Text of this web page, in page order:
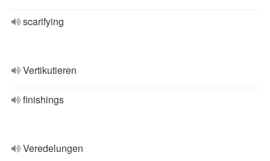
scarifying
Vertikutieren
finishings
Veredelungen